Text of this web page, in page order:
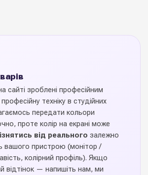
гліттером
6 шт
1 упаковку (6шт)
для святкових десертів
та тортів
сайті зроблені професійним
техніку в студійних
передати кольори
проте колір на екрані може
від реального залежно
вашого пристрою (монітор /
колірний профіль). Якщо
відтінок — напишіть нам, ми